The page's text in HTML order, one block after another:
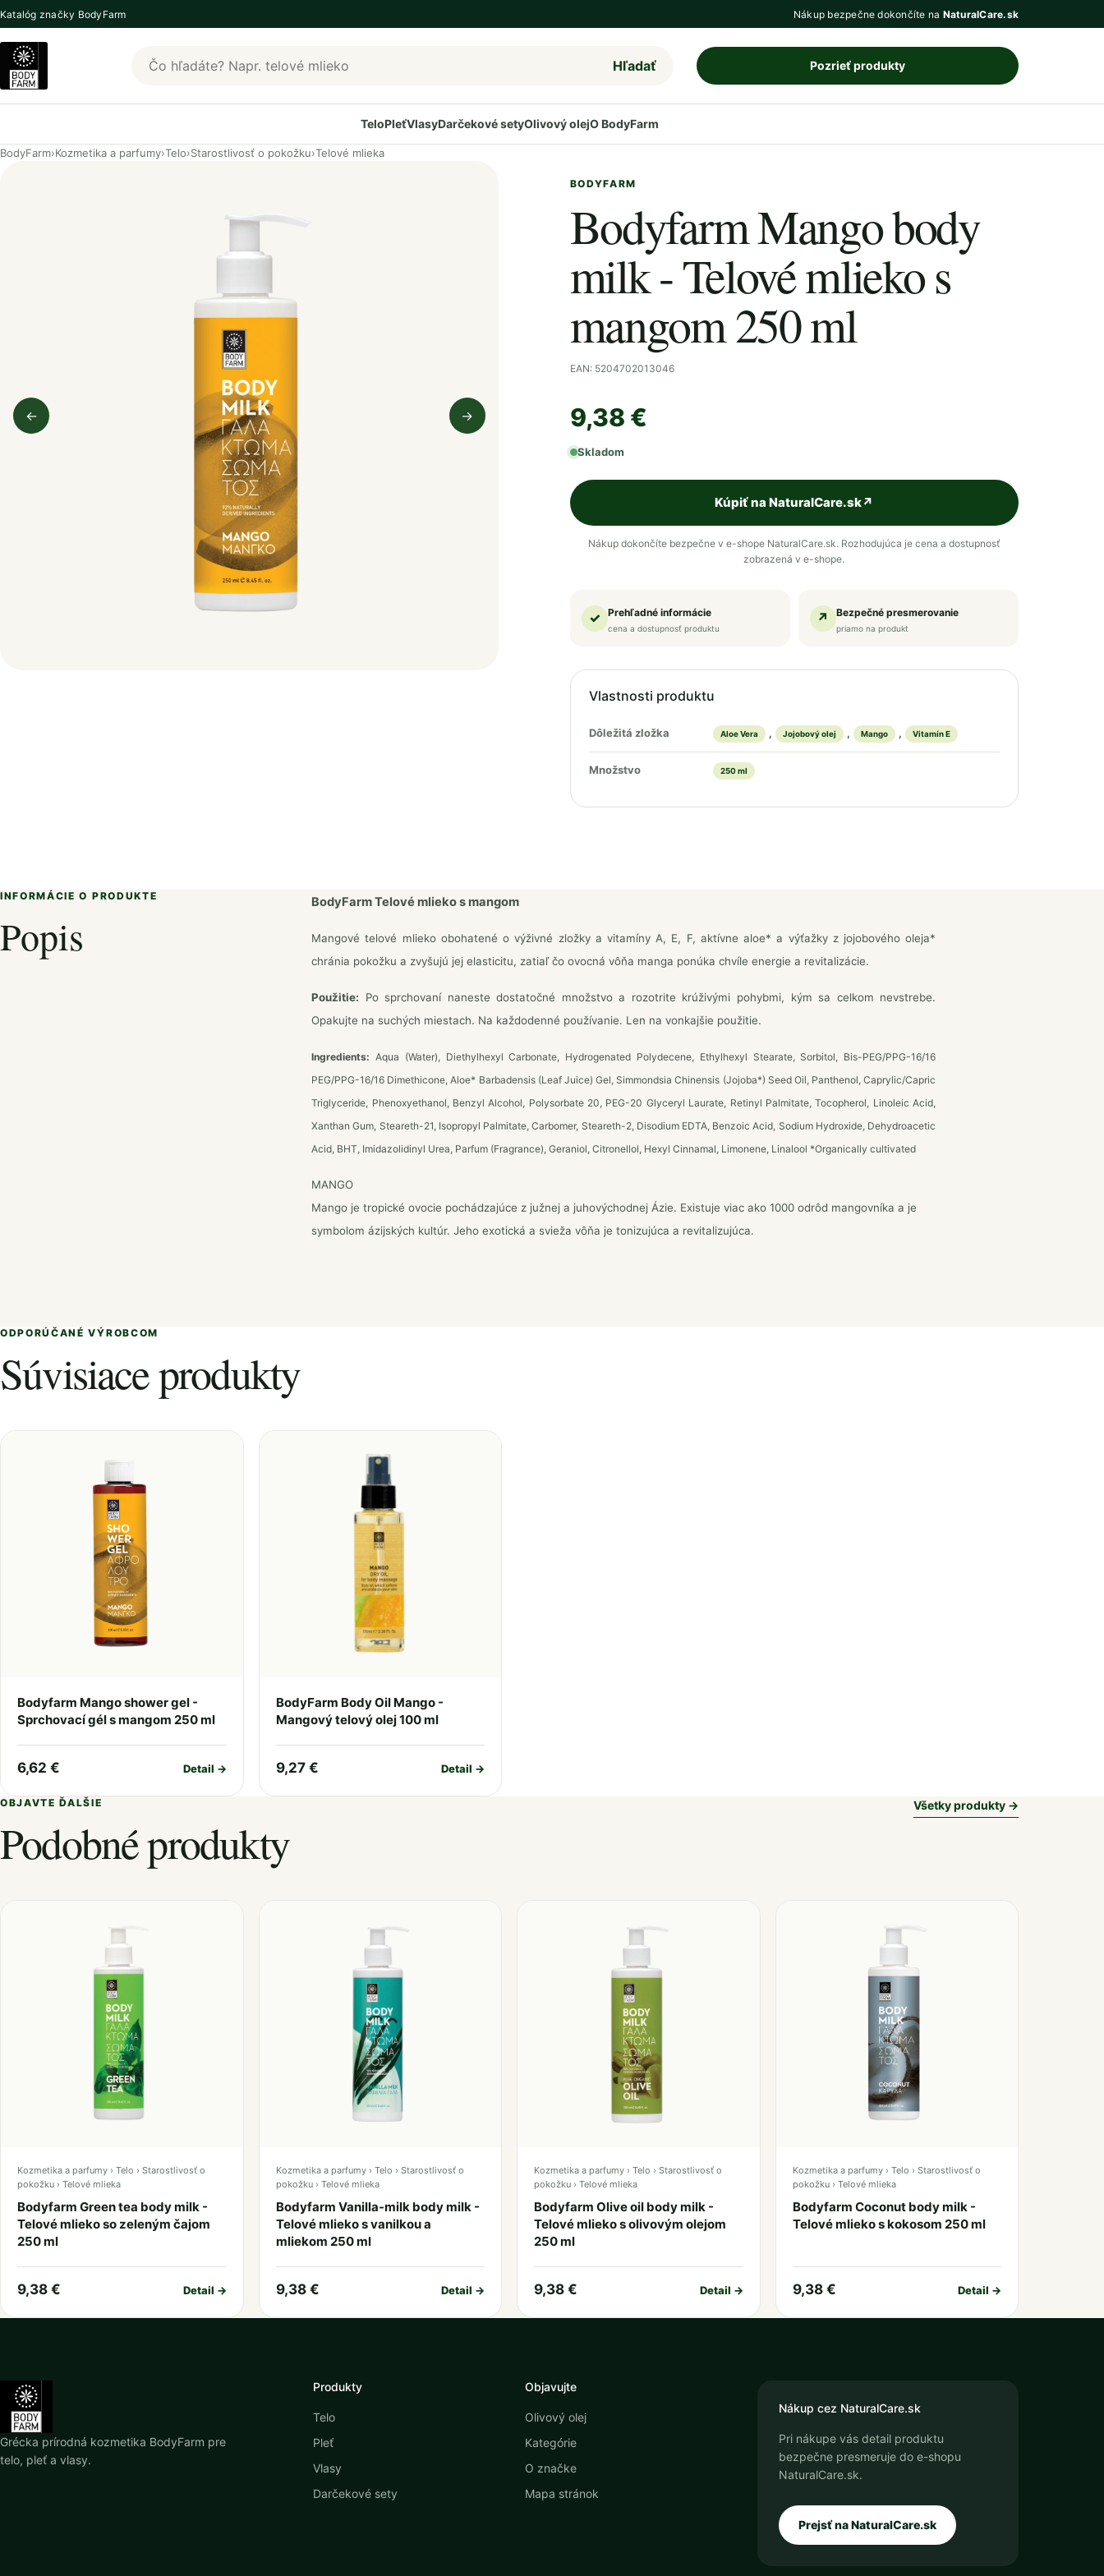
Katalóg značky BodyFarm Nákup bezpečne dokončíte na NaturalCare.sk
Hľadať produkty BodyFarm
Hľadať Pozrieť produkty
TeloPleťVlasyDarčekové setyOlivový olejO BodyFarm
BodyFarm›Kozmetika a parfumy›Telo›Starostlivosť o pokožku›Telové mlieka
←
Predchádzajúci obrázok
→
Nasledujúci obrázok
BODYFARM
Bodyfarm Mango body
milk - Telové mlieko s
mangom 250 ml
EAN: 5204702013046
9,38 €
Skladom
Kúpiť na NaturalCare.sk↗
Nákup dokončíte bezpečne v e-shope NaturalCare.sk. Rozhodujúca je cena a dostupnosť
zobrazená v e-shope.
✓ Prehľadné informácie
cena a dostupnosť produktu
↗ Bezpečné presmerovanie
priamo na produkt
Vlastnosti produktu
Dôležitá zložka Aloe Vera , Jojobový olej , Mango , Vitamín E
Množstvo 250 ml
INFORMÁCIE O PRODUKTE
Popis
BodyFarm Telové mlieko s mangom
Mangové telové mlieko obohatené o výživné zložky a vitamíny A, E, F, aktívne aloe* a výťažky z jojobového oleja*
chránia pokožku a zvyšujú jej elasticitu, zatiaľ čo ovocná vôňa manga ponúka chvíle energie a revitalizácie.
Použitie: Po sprchovaní naneste dostatočné množstvo a rozotrite krúživými pohybmi, kým sa celkom nevstrebe.
Opakujte na suchých miestach. Na každodenné používanie. Len na vonkajšie použitie.
Ingredients: Aqua (Water), Diethylhexyl Carbonate, Hydrogenated Polydecene, Ethylhexyl Stearate, Sorbitol, Bis-PEG/PPG-16/16
PEG/PPG-16/16 Dimethicone, Aloe* Barbadensis (Leaf Juice) Gel, Simmondsia Chinensis (Jojoba*) Seed Oil, Panthenol, Caprylic/Capric
Triglyceride, Phenoxyethanol, Benzyl Alcohol, Polysorbate 20, PEG-20 Glyceryl Laurate, Retinyl Palmitate, Tocopherol, Linoleic Acid,
Xanthan Gum, Steareth-21, Isopropyl Palmitate, Carbomer, Steareth-2, Disodium EDTA, Benzoic Acid, Sodium Hydroxide, Dehydroacetic
Acid, BHT, Imidazolidinyl Urea, Parfum (Fragrance), Geraniol, Citronellol, Hexyl Cinnamal, Limonene, Linalool *Organically cultivated
MANGO
Mango je tropické ovocie pochádzajúce z južnej a juhovýchodnej Ázie. Existuje viac ako 1000 odrôd mangovníka a je
symbolom ázijských kultúr. Jeho exotická a svieža vôňa je tonizujúca a revitalizujúca.
ODPORÚČANÉ VÝROBCOM
Súvisiace produkty
Bodyfarm Mango shower gel -
Sprchovací gél s mangom 250 ml
6,62 € Detail →
BodyFarm Body Oil Mango -
Mangový telový olej 100 ml
9,27 € Detail →
OBJAVTE ĎALŠIE
Podobné produkty
Všetky produkty →
Kozmetika a parfumy › Telo › Starostlivosť o
pokožku › Telové mlieka
Bodyfarm Green tea body milk -
Telové mlieko so zeleným čajom
250 ml
9,38 € Detail →
Kozmetika a parfumy › Telo › Starostlivosť o
pokožku › Telové mlieka
Bodyfarm Vanilla-milk body milk -
Telové mlieko s vanilkou a
mliekom 250 ml
9,38 € Detail →
Kozmetika a parfumy › Telo › Starostlivosť o
pokožku › Telové mlieka
Bodyfarm Olive oil body milk -
Telové mlieko s olivovým olejom
250 ml
9,38 € Detail →
Kozmetika a parfumy › Telo › Starostlivosť o
pokožku › Telové mlieka
Bodyfarm Coconut body milk -
Telové mlieko s kokosom 250 ml
9,38 € Detail →
Grécka prírodná kozmetika BodyFarm pre
telo, pleť a vlasy.
Produkty
Telo
Pleť
Vlasy
Darčekové sety
Objavujte
Olivový olej
Kategórie
O značke
Mapa stránok
Nákup cez NaturalCare.sk
Pri nákupe vás detail produktu
bezpečne presmeruje do e-shopu
NaturalCare.sk.
Prejsť na NaturalCare.sk